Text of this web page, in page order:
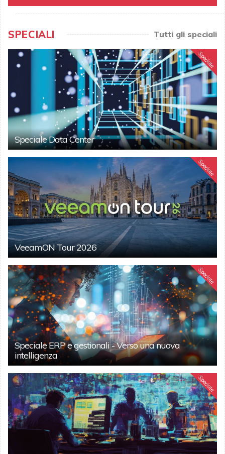
SPECIALI Tutti gli speciali
Speciale
Speciale Data Center
Speciale
VeeamON Tour 2026
Speciale
Speciale ERP e gestionali - Verso una nuova
intelligenza
Speciale